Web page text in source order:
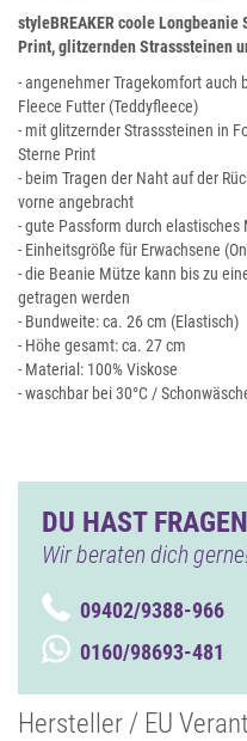
styleBREAKER coole
Print, glitzernden Strasssteinen
- angenehmer Tragekomfort auch
Fleece Futter (Teddyfleece)
- mit glitzernder Strasssteinen in
Sterne Print
- beim Tragen der Naht auf der
vorne angebracht
- gute Passform durch elastisches
- Einheitsgröße für Erwachsene
- die Beanie Mütze kann bis zu
getragen werden
- Bundweite: ca. 26 cm (Elastisch)
- Höhe gesamt: ca. 27 cm
- Material: 100% Viskose
- waschbar bei 30°C /
DU HAST
Wir beraten dich
09402/9388-966
0160/98693-481
Hersteller / EU